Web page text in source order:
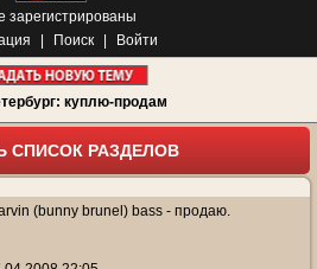
зарегистрированы
Поиск Войти
куплю-продам
СПИСОК РАЗДЕЛОВ
(bunny brunel) bass - продаю.